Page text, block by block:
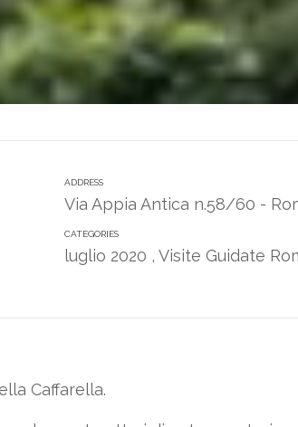
ADDRESS
Via Appia Antica n.58/60 -
CATEGORIES
luglio 2020 ,Visite Guidate
Caffarella.